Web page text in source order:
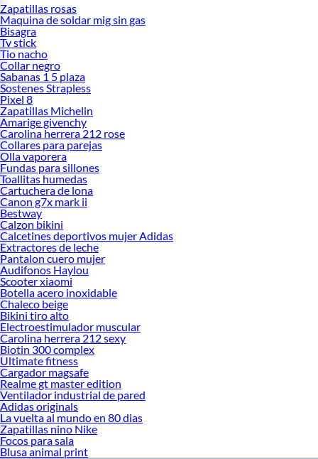
Zapatillas rosas
Maquina de soldar mig sin gas
Bisagra
Tv stick
Tio nacho
Collar negro
Sabanas 1 5 plaza
Sostenes Strapless
Pixel 8
Zapatillas Michelin
Amarige givenchy
Carolina herrera 212 rose
Collares para parejas
Olla vaporera
Fundas para sillones
Toallitas humedas
Cartuchera de lona
Canon g7x mark ii
Bestway
Calzon bikini
Calcetines deportivos mujer Adidas
Extractores de leche
Pantalon cuero mujer
Audifonos Haylou
Scooter xiaomi
Botella acero inoxidable
Chaleco beige
Bikini tiro alto
Electroestimulador muscular
Carolina herrera 212 sexy
Biotin 300 complex
Ultimate fitness
Cargador magsafe
Realme gt master edition
Ventilador industrial de pared
Adidas originals
La vuelta al mundo en 80 dias
Zapatillas nino Nike
Focos para sala
Blusa animal print